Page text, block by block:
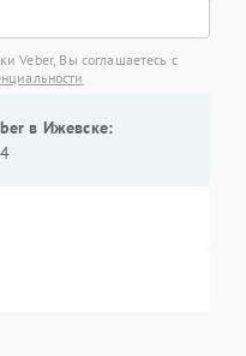
Veber, Вы соглашаетесь с
в Ижевске: